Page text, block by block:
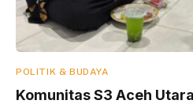
POLITIK & BUDAYA
Komunitas S3 Aceh